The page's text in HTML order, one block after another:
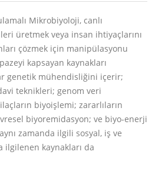
Mikrobiyoloji, canlı
üretmek veya insan ihtiyaçlarını
çözmek için manipülasyonu
kapsayan kaynakları
genetik mühendisliğini içerir;
teknikleri; genom veri
biyoişlemi; zararlıların
biyoremidasyon; ve biyo-enerji
zamanda ilgili sosyal, iş ve
ilgilenen kaynakları da